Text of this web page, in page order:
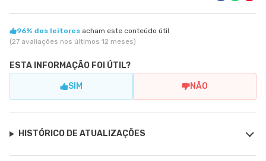
96% dos leitores acham este conteúdo útil
(27 avaliações nos últimos 12 meses)
ESTA INFORMAÇÃO FOI ÚTIL?
SIM NÃO
HISTÓRICO DE ATUALIZAÇÕES